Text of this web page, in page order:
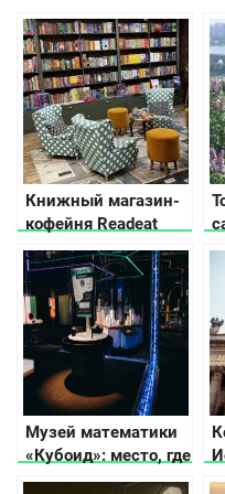
Книжный магазин-
кофейня Readeat
Музей математики
«Кубоид»: место, где
числа оживают